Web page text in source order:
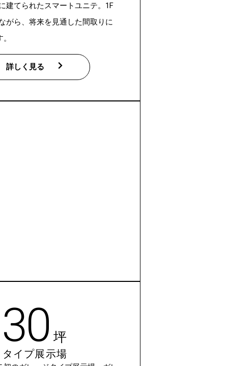
建てられたスマートユニテ。1F
がら、将来を見通した間取りに
詳しく見る
30 坪
タイプ展示場